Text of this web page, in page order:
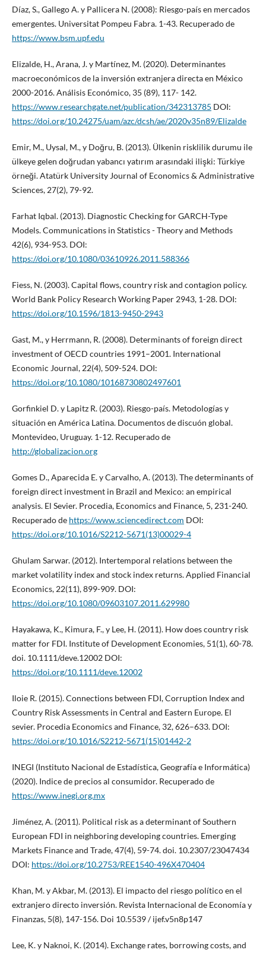
Díaz, S., Gallego A. y Pallicera N. (2008): Riesgo-país en mercados
emergentes. Universitat Pompeu Fabra. 1-43. Recuperado de
https://www.bsm.upf.edu
Elizalde, H., Arana, J. y Martínez, M. (2020). Determinantes
macroeconómicos de la inversión extranjera directa en México
2000-2016. Análisis Económico, 35 (89), 117- 142.
https://www.researchgate.net/publication/342313785 DOI:
https://doi.org/10.24275/uam/azc/dcsh/ae/2020v35n89/Elizalde
Emir, M., Uysal, M., y Doğru, B. (2013). Ülkenin risklilik durumu ile
ülkeye gelen doğrudan yabancı yatırım arasındaki ilişki: Türkiye
örneği. Atatürk University Journal of Economics & Administrative
Sciences, 27(2), 79-92.
Farhat Iqbal. (2013). Diagnostic Checking for GARCH-Type
Models. Communications in Statistics - Theory and Methods
42(6), 934-953. DOI:
https://doi.org/10.1080/03610926.2011.588366
Fiess, N. (2003). Capital flows, country risk and contagion policy.
World Bank Policy Research Working Paper 2943, 1-28. DOI:
https://doi.org/10.1596/1813-9450-2943
Gast, M., y Herrmann, R. (2008). Determinants of foreign direct
investment of OECD countries 1991–2001. International
Economic Journal, 22(4), 509-524. DOI:
https://doi.org/10.1080/10168730802497601
Gorfinkiel D. y Lapitz R. (2003). Riesgo-país. Metodologías y
situación en América Latina. Documentos de discuón global.
Montevideo, Uruguay. 1-12. Recuperado de
http://globalizacion.org
Gomes D., Aparecida E. y Carvalho, A. (2013). The determinants of
foreign direct investment in Brazil and Mexico: an empirical
analysis. El Sevier. Procedia, Economics and Finance, 5, 231-240.
Recuperado de https://www.sciencedirect.com DOI:
https://doi.org/10.1016/S2212-5671(13)00029-4
Ghulam Sarwar. (2012). Intertemporal relations between the
market volatility index and stock index returns. Applied Financial
Economics, 22(11), 899-909. DOI:
https://doi.org/10.1080/09603107.2011.629980
Hayakawa, K., Kimura, F., y Lee, H. (2011). How does country risk
matter for FDI. Institute of Development Economies, 51(1), 60-78.
doi. 10.1111/deve.12002 DOI:
https://doi.org/10.1111/deve.12002
Iloie R. (2015). Connections between FDI, Corruption Index and
Country Risk Assessments in Central and Eastern Europe. El
sevier. Procedia Economics and Finance, 32, 626–633. DOI:
https://doi.org/10.1016/S2212-5671(15)01442-2
INEGI (Instituto Nacional de Estadística, Geografía e Informática)
(2020). Indice de precios al consumidor. Recuperado de
https://www.inegi.org.mx
Jiménez, A. (2011). Political risk as a determinant of Southern
European FDI in neighboring developing countries. Emerging
Markets Finance and Trade, 47(4), 59-74. doi. 10.2307/23047434
DOI: https://doi.org/10.2753/REE1540-496X470404
Khan, M. y Akbar, M. (2013). El impacto del riesgo político en el
extranjero directo inversión. Revista Internacional de Economía y
Finanzas, 5(8), 147-156. Doi 10.5539 / ijef.v5n8p147
Lee, K. y Naknoi, K. (2014). Exchange rates, borrowing costs, and